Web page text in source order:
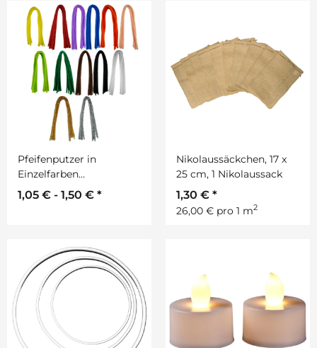
Pfeifenputzer in
Einzelfarben
Chenilledraht, 10 St. á 50
cm, D: 8 mm
1,05 € - 1,50 € *
Nikolaussäckchen, 17 x
25 cm, 1 Nikolaussack
1,30 € *
26,00 € pro 1 m2